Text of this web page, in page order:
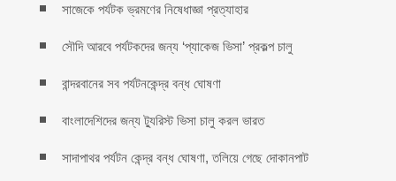
সাজেকে পর্যটক ভ্রমণের নিষেধাজ্ঞা প্রত্যাহার
সৌদি আরবে পর্যটকদের জন্য ‘প্যাকেজ ভিসা’ প্রকল্প চালু
বান্দরবানের সব পর্যটনকেন্দ্র বন্ধ ঘোষণা
বাংলাদেশিদের জন্য ট্যুরিস্ট ভিসা চালু করল ভারত
সাদাপাথর পর্যটন কেন্দ্র বন্ধ ঘোষণা, তলিয়ে গেছে দোকানপাট